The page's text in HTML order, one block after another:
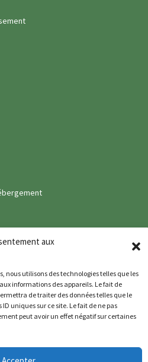
aux
nous utilisons des technologies telles que les
informations des appareils. Le fait de
de traiter des données telles que le
uniques sur ce site. Le fait de ne pas
peut avoir un effet négatif sur certaines